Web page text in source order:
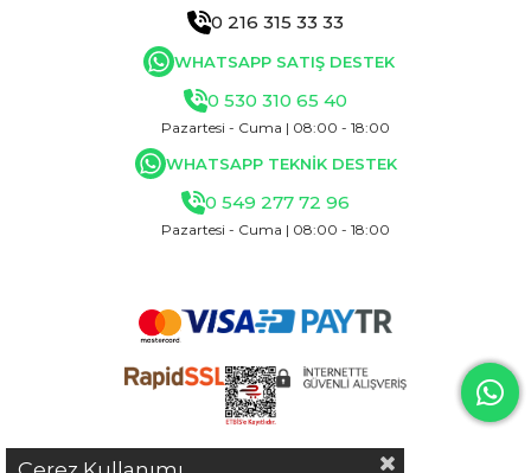
0 216 315 33 33
WHATSAPP SATIŞ DESTEK
0 530 310 65 40
Pazartesi - Cuma | 08:00 - 18:00
WHATSAPP TEKNİK DESTEK
0 549 277 72 96
Pazartesi - Cuma | 08:00 - 18:00